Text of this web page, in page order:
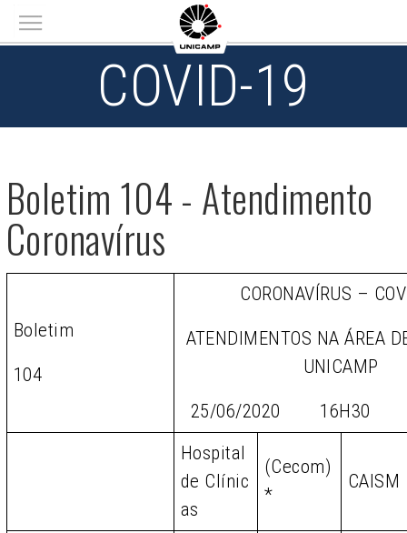
Main menu
COVID-19
Boletim 104 - Atendimento
Coronavírus
Boletim
104
CORONAVÍRUS –
ATENDIMENTOS NA ÁREA
UNICAMP
25/06/2020 16H30
Hospital
de Clínic
as
(Cecom)
*
CAISM